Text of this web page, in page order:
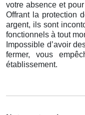
votre absence et
Offrant la protection
argent, ils sont
fonctionnels à tout
Impossible d’avoir
fermer, vous
établissement.